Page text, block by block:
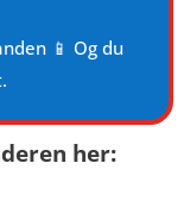
📱 Og du
her: